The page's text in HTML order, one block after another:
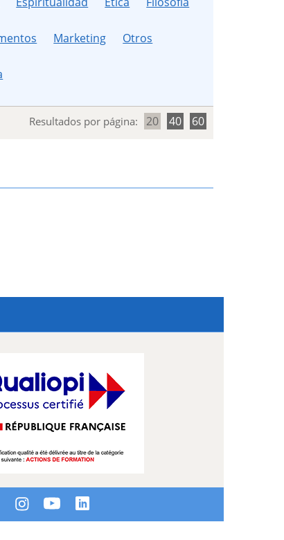
Marketing Otros
Resultados por página: 20 40 60